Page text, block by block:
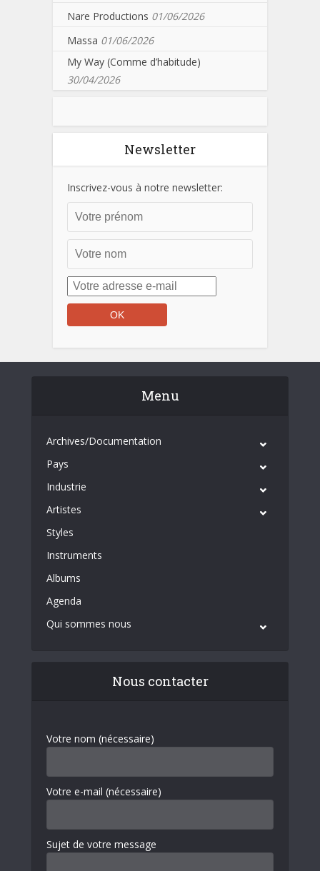
Nare Productions 01/06/2026
Massa 01/06/2026
My Way (Comme d’habitude)
30/04/2026
Newsletter
Inscrivez-vous à notre newsletter:
Menu
Archives/Documentation
Pays
Industrie
Artistes
Styles
Instruments
Albums
Agenda
Qui sommes nous
Nous contacter
Votre nom (nécessaire)
Votre e-mail (nécessaire)
Sujet de votre message